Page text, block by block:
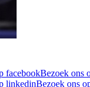
facebookBezoek ons
linkedinBezoek ons